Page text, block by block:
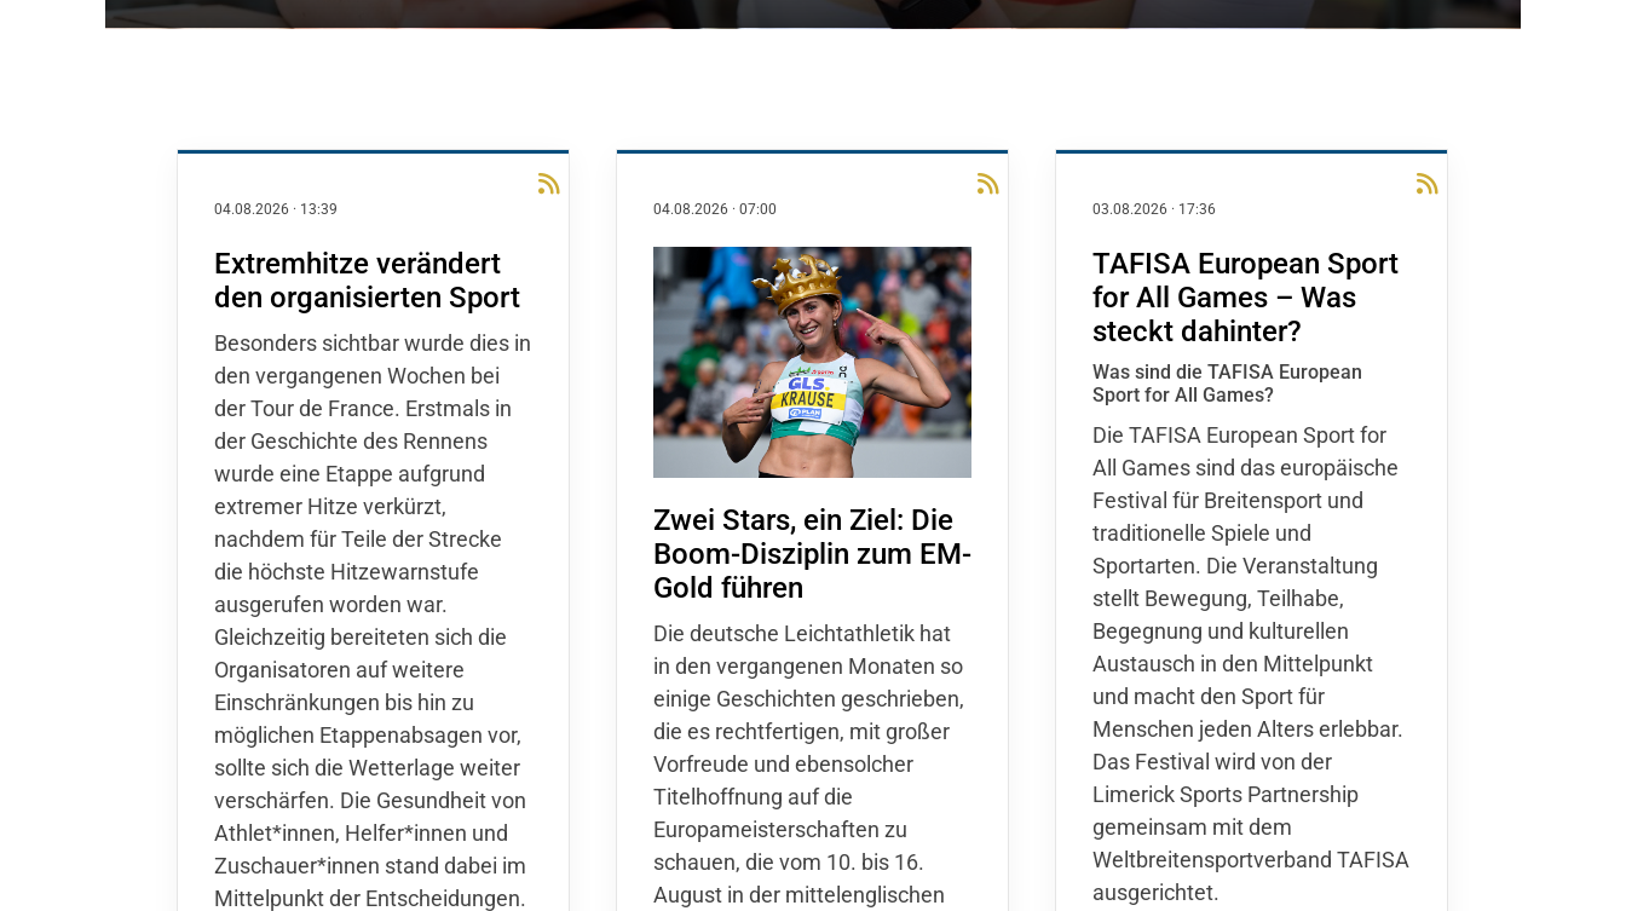
04.08.2026 · 13:39
Extremhitze verändert
den organisierten Sport
Besonders sichtbar wurde dies in
den vergangenen Wochen bei
der Tour de France. Erstmals in
der Geschichte des Rennens
wurde eine Etappe aufgrund
extremer Hitze verkürzt,
nachdem für Teile der Strecke
die höchste Hitzewarnstufe
ausgerufen worden war.
Gleichzeitig bereiteten sich die
Organisatoren auf weitere
Einschränkungen bis hin zu
möglichen Etappenabsagen vor,
sollte sich die Wetterlage weiter
verschärfen. Die Gesundheit von
Athlet*innen, Helfer*innen und
Zuschauer*innen stand dabei im
Mittelpunkt der Entscheidungen.
04.08.2026 · 07:00
Zwei Stars, ein Ziel: Die
Boom-Disziplin zum EM-
Gold führen
Die deutsche Leichtathletik hat
in den vergangenen Monaten so
einige Geschichten geschrieben,
die es rechtfertigen, mit großer
Vorfreude und ebensolcher
Titelhoffnung auf die
Europameisterschaften zu
schauen, die vom 10. bis 16.
August in der mittelenglischen
03.08.2026 · 17:36
TAFISA European Sport
for All Games – Was
steckt dahinter?
Was sind die TAFISA European
Sport for All Games?
Die TAFISA European Sport for
All Games sind das europäische
Festival für Breitensport und
traditionelle Spiele und
Sportarten. Die Veranstaltung
stellt Bewegung, Teilhabe,
Begegnung und kulturellen
Austausch in den Mittelpunkt
und macht den Sport für
Menschen jeden Alters erlebbar.
Das Festival wird von der
Limerick Sports Partnership
gemeinsam mit dem
Weltbreitensportverband TAFISA
ausgerichtet.
QUICKLINKS
Sportangebote finden
Sportsuche
Ausfälle und Vertretungen
Deutsches Sportabzeichen
Mitglieder-Service
Alles zur Mitgliedschaft
Downloads
Termine
Fragen & Antworten
Geschäftsstelle
TV Bruckhausen e.V.
Waldweg 63
46569 Hünxe-Bruckhausen
02064 - 35 360
info@tvbruckhausen.de